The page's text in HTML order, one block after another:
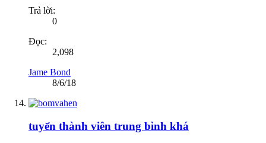
Trả lời:
0
Đọc:
2,098
Jame Bond
8/6/18
tuyển thành viên trung bình khá